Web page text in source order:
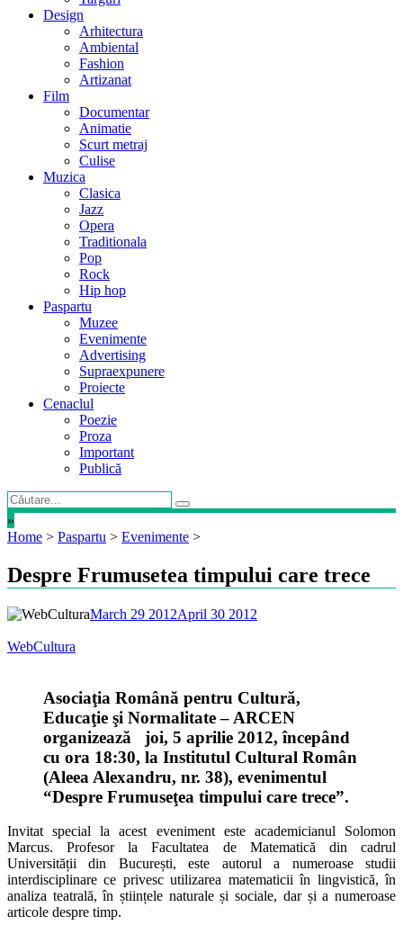
Design
Arhitectura
Ambiental
Fashion
Artizanat
Film
Documentar
Animatie
Scurt metraj
Culise
Muzica
Clasica
Jazz
Opera
Traditionala
Pop
Rock
Hip hop
Paspartu
Muzee
Evenimente
Advertising
Supraexpunere
Proiecte
Cenaclul
Poezie
Proza
Important
Publică
»
Home > Paspartu > Evenimente >
Despre Frumusetea timpului care trece
March 29 2012April 30 2012
WebCultura
Asociaţia Română pentru Cultură,
Educaţie şi Normalitate – ARCEN
organizează joi, 5 aprilie 2012, începând
cu ora 18:30, la Institutul Cultural Român
(Aleea Alexandru, nr. 38), evenimentul
“Despre Frumuseţea timpului care trece”.
Invitat special la acest eveniment este academicianul Solomon
Marcus. Profesor la Facultatea de Matematică din cadrul
Universității din București, este autorul a numeroase studii
interdisciplinare ce privesc utilizarea matematicii în lingvistică, în
analiza teatrală, în științele naturale și sociale, dar și a numeroase
articole despre timp.